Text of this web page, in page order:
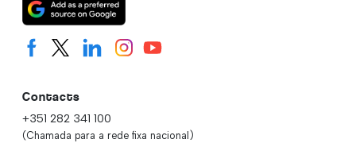
Contacts
+351 282 341 100
(Chamada para a rede fixa nacional)